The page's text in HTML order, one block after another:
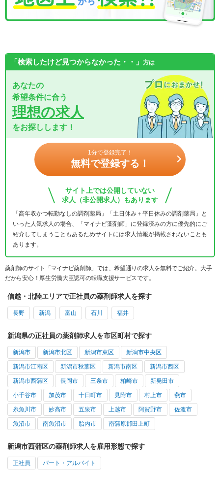
「検索したけど見つからなかった・・」 方は
あなたの
希望条件に合う
理想の求人
をお探しします！
1分で登録完了！
無料で登録する！
サイト上では公開していない
求人（非公開求人）もあります
「高年収かつ転勤なしの調剤薬局」「土日休み＋平日休みの調剤薬局」と
いった人気求人の場合、「マイナビ薬剤師」に登録済みの方に優先的にご
紹介してしまうこともあるためサイトには求人情報が掲載されないことも
あります。
薬剤師のサイト「マイナビ薬剤師」では、希望通りの求人を無料でご紹介。大手
だから安心！厚生労働大臣認可の転職支援サービスです。
信越・北陸エリアで正社員の薬剤師求人を探す
長野 新潟 富山 石川 福井
新潟県の正社員の薬剤師求人を市区町村で探す
新潟市 新潟市北区 新潟市東区 新潟市中央区
新潟市江南区 新潟市秋葉区 新潟市南区 新潟市西区
新潟市西蒲区 長岡市 三条市 柏崎市 新発田市
小千谷市 加茂市 十日町市 見附市 村上市 燕市
糸魚川市 妙高市 五泉市 上越市 阿賀野市 佐渡市
魚沼市 南魚沼市 胎内市 南蒲原郡田上町
新潟市西蒲区の薬剤師求人を雇用形態で探す
正社員 パート・アルバイト